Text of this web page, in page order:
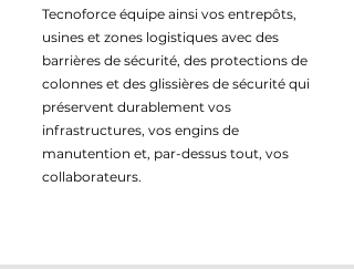
Tecnoforce équipe ainsi vos entrepôts,
usines et zones logistiques avec des
barrières de sécurité, des protections de
colonnes et des glissières de sécurité qui
préservent durablement vos
infrastructures, vos engins de
manutention et, par-dessus tout, vos
collaborateurs.